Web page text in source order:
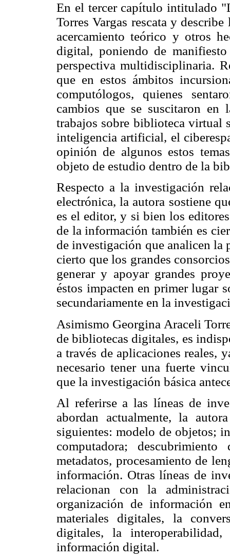
En el tercer capítulo intitulado
Torres Vargas rescata y
acercamiento teórico y otros
digital, poniendo de
perspectiva multidisciplinaria.
que en estos ámbitos
computólogos, quienes
cambios que se suscitaron
trabajos sobre biblioteca virtual
inteligencia artificial, el
opinión de algunos estos
objeto de estudio dentro de la
Respecto a la investigación
electrónica, la autora sostiene
es el editor, y si bien los
de la información también es
de investigación que analicen la
cierto que los grandes
generar y apoyar grandes
éstos impacten en primer lugar
secundariamente en la
Asimismo Georgina Araceli
de bibliotecas digitales, es
a través de aplicaciones reales,
necesario tener una fuerte
que la investigación básica
Al referirse a las líneas de
abordan actualmente, la
siguientes: modelo de objetos;
computadora;
metadatos, procesamiento de
información. Otras líneas de
relacionan con la
organización de información
materiales digitales, la
digitales, la
información digital.